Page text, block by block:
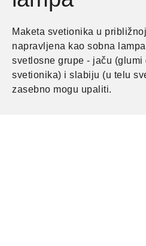
Maketa svetionika u
napravljena kao sobna
svetlosne grupe - jaču (glumi
svetionika) i slabiju (u telu
zasebno mogu upaliti.